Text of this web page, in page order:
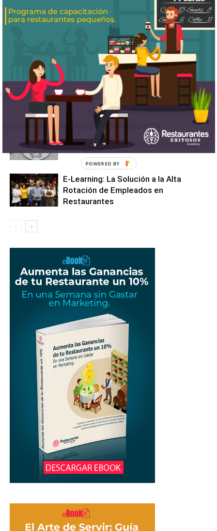
Artículos relacionados
Más del autor
¿Cómo puedo saber si estoy ganando
dinero con mi restaurante?
¿Cómo aumentar las ventas de tu
restaurante este 2025?
E-Learning: La Solución a la Alta
Rotación de Empleados en
Restaurantes